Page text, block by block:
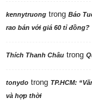
kennytruong trong Báo
rao bán với giá 60 tỉ đồng?
Thích Thanh Châu trong
tonydo trong TP.HCM:
và hợp thời